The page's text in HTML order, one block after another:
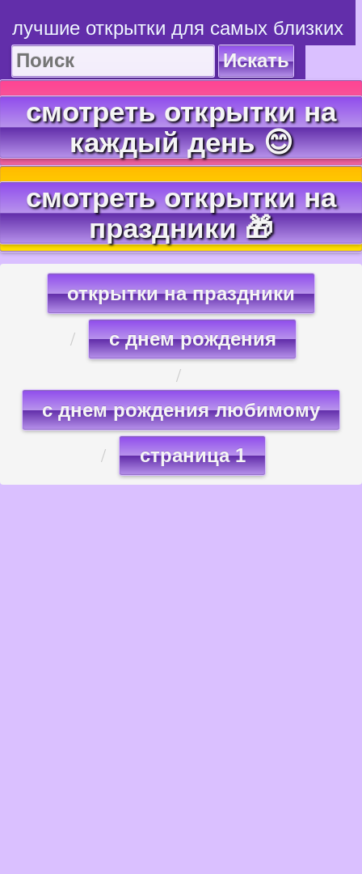
лучшие открытки для самых близких
Искать
смотреть открытки на
каждый день 😊
смотреть открытки на
праздники 🎁
открытки на праздники
с днем рождения
с днем рождения любимому
страница 1